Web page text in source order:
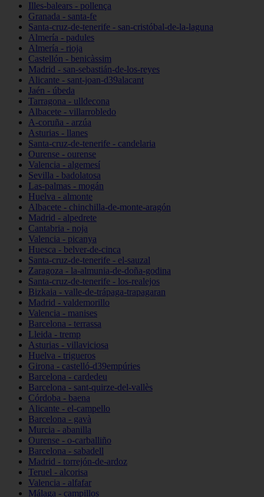
Illes-balears - pollença
Granada - santa-fe
Santa-cruz-de-tenerife - san-cristóbal-de-la-laguna
Almería - padules
Almería - rioja
Castellón - benicàssim
Madrid - san-sebastián-de-los-reyes
Alicante - sant-joan-d39alacant
Jaén - úbeda
Tarragona - ulldecona
Albacete - villarrobledo
A-coruña - arzúa
Asturias - llanes
Santa-cruz-de-tenerife - candelaria
Ourense - ourense
Valencia - algemesí
Sevilla - badolatosa
Las-palmas - mogán
Huelva - almonte
Albacete - chinchilla-de-monte-aragón
Madrid - alpedrete
Cantabria - noja
Valencia - picanya
Huesca - belver-de-cinca
Santa-cruz-de-tenerife - el-sauzal
Zaragoza - la-almunia-de-doña-godina
Santa-cruz-de-tenerife - los-realejos
Bizkaia - valle-de-trápaga-trapagaran
Madrid - valdemorillo
Valencia - manises
Barcelona - terrassa
Lleida - tremp
Asturias - villaviciosa
Huelva - trigueros
Girona - castelló-d39empúries
Barcelona - cardedeu
Barcelona - sant-quirze-del-vallès
Córdoba - baena
Alicante - el-campello
Barcelona - gavà
Murcia - abanilla
Ourense - o-carballiño
Barcelona - sabadell
Madrid - torrejón-de-ardoz
Teruel - alcorisa
Valencia - alfafar
Málaga - campillos